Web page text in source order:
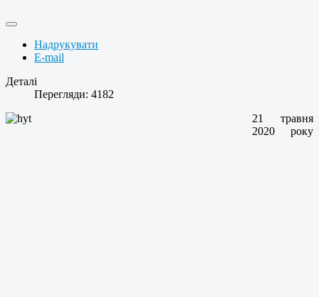
Надрукувати
E-mail
Деталі
Перегляди: 4182
21 травня
2020 року